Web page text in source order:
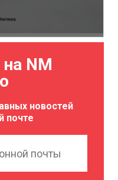
NM
новостей
почте